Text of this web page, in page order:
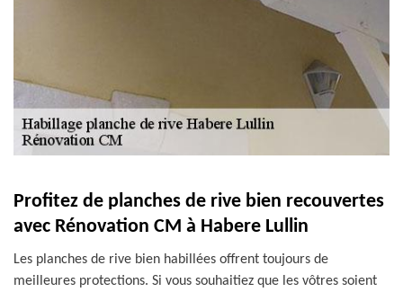
Profitez de planches de rive bien recouvertes
avec Rénovation CM à Habere Lullin
Les planches de rive bien habillées offrent toujours de
meilleures protections. Si vous souhaitiez que les vôtres soient